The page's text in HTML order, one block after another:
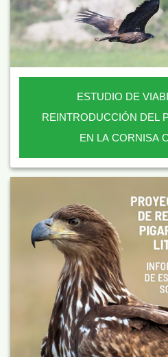
ESTUDIO DE
REINTRODUCCIÓN DEL
EN LA CORNISA